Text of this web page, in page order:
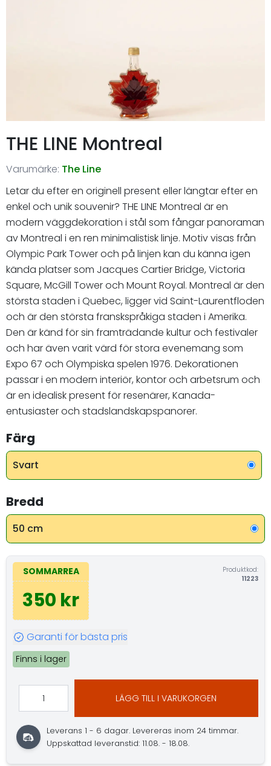
THE LINE Montreal
Varumärke: The Line
Letar du efter en originell present eller längtar efter en
enkel och unik souvenir? THE LINE Montreal är en
modern väggdekoration i stål som fångar panoraman
av Montreal i en ren minimalistisk linje. Motiv visas från
Olympic Park Tower och på linjen kan du känna igen
kända platser som Jacques Cartier Bridge, Victoria
Square, McGill Tower och Mount Royal. Montreal är den
största staden i Quebec, ligger vid Saint-Laurentfloden
och är den största franskspråkiga staden i Amerika.
Den är känd för sin framträdande kultur och festivaler
och har även varit värd för stora evenemang som
Expo 67 och Olympiska spelen 1976. Dekorationen
passar i en modern interiör, kontor och arbetsrum och
är en idealisk present för resenärer, Kanada-
entusiaster och stadslandskapspanorer.
Färg
Svart
Bredd
50 cm
SOMMARREA
350 kr
Produktkod:
11223
Garanti för bästa pris
Finns i lager
LÄGG TILL I VARUKORGEN
Leverans 1 - 6 dagar. Levereras inom 24 timmar.
Uppskattad leveranstid: 11.08. - 18.08.